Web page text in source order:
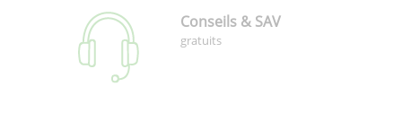
Conseils & SAV
gratuits